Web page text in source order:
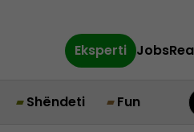
Eksperti Jobs
Shëndeti Fun